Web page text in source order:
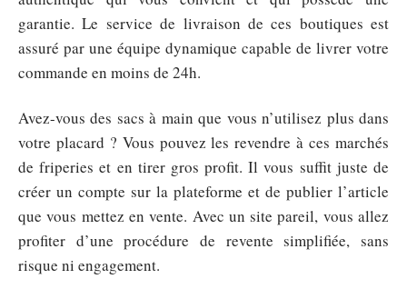
garantie. Le service de livraison de ces boutiques est
assuré par une équipe dynamique capable de livrer votre
commande en moins de 24h.
Avez-vous des sacs à main que vous n’utilisez plus dans
votre placard ? Vous pouvez les revendre à ces marchés
de friperies et en tirer gros profit. Il vous suffit juste de
créer un compte sur la plateforme et de publier l’article
que vous mettez en vente. Avec un site pareil, vous allez
profiter d’une procédure de revente simplifiée, sans
risque ni engagement.